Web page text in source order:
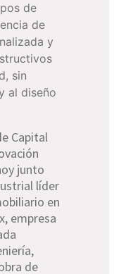
de
de
y
sin
al diseño
Capital
junto
líder
en
empresa
de